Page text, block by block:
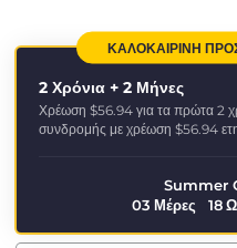
ΚΑΛΟΚΑΙΡΙΝΉ
2 Χρόνια + 2 Μήνες
Χρέωση $56.94 για τα πρώτα 2
συνδρομής με χρέωση $56.94
Summer
03 Μέρες 18